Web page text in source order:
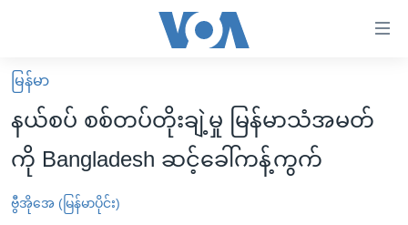
လွယ်ကူ
စေ
သည့်
Link
များ
မူလစာမျက်နှာ
မြန်မာ
ကမ္ဘာ့သတင်းများ
နိုင်ငံတကာ
ဗွီဒီယို
မြန်မာ
နယ်စပ် စစ်တပ်တိုးချဲ့မှု မြန်မာသံအမတ်
ကို Bangladesh ဆင့်ခေါ်ကန့်ကွက်
ဗွီအိုအေ (မြန်မာပိုင်း)